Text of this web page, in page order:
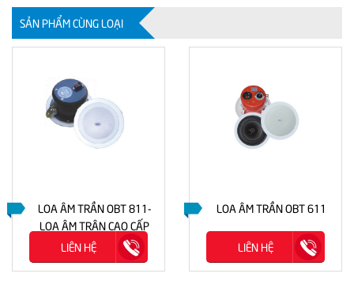
SẢN PHẨM CÙNG LOẠI
LOA ÂM TRẦN OBT 811-
LOA ÂM TRÂN CAO CẤP
LIÊN HỆ
LOA ÂM TRẦN OBT 611
LIÊN HỆ